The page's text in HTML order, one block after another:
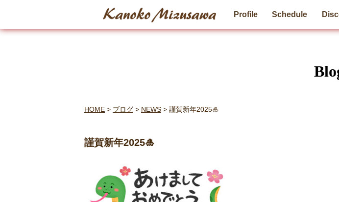
Profile Schedule
HOME > ブログ > NEWS > 謹賀新年2025🎍
謹賀新年2025🎍